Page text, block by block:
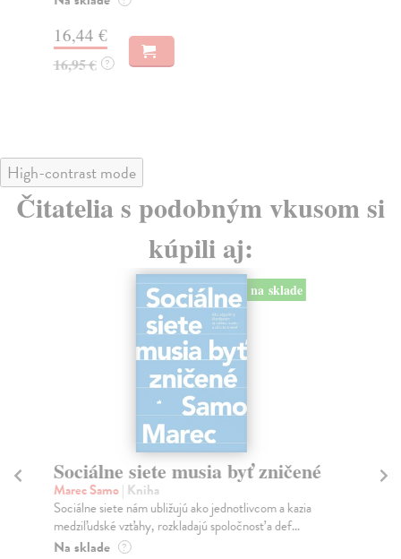
16,44 €
16,95 € ?
High-contrast mode
Čitatelia s podobným vkusom si
kúpili aj:
na sklade
Sociálne siete musia byť zničené
Marec Samo| Kniha
Sociálne siete nám ubližujú ako jednotlivcom a kazia
medziľudské vzťahy, rozkladajú spoločnosť a def...
Na sklade ?